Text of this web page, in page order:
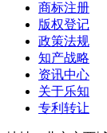
商标注册
版权登记
政策法规
知产战略
资讯中心
关于乐知
专利转让